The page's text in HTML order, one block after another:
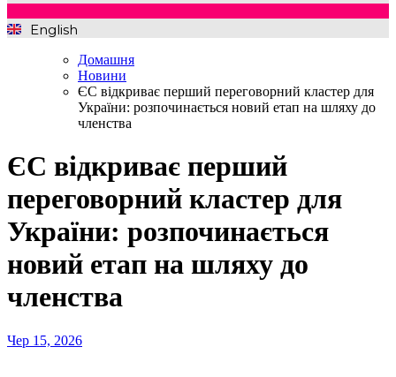
English
Домашня
Новини
ЄС відкриває перший переговорний кластер для
України: розпочинається новий етап на шляху до
членства
ЄС відкриває перший
переговорний кластер для
України: розпочинається
новий етап на шляху до
членства
Чер 15, 2026